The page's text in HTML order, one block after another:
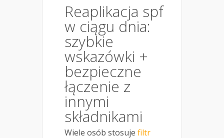
Reaplikacja spf
w ciągu dnia:
szybkie
wskazówki +
bezpieczne
łączenie z
innymi
składnikami
Wiele osób stosuje filtr